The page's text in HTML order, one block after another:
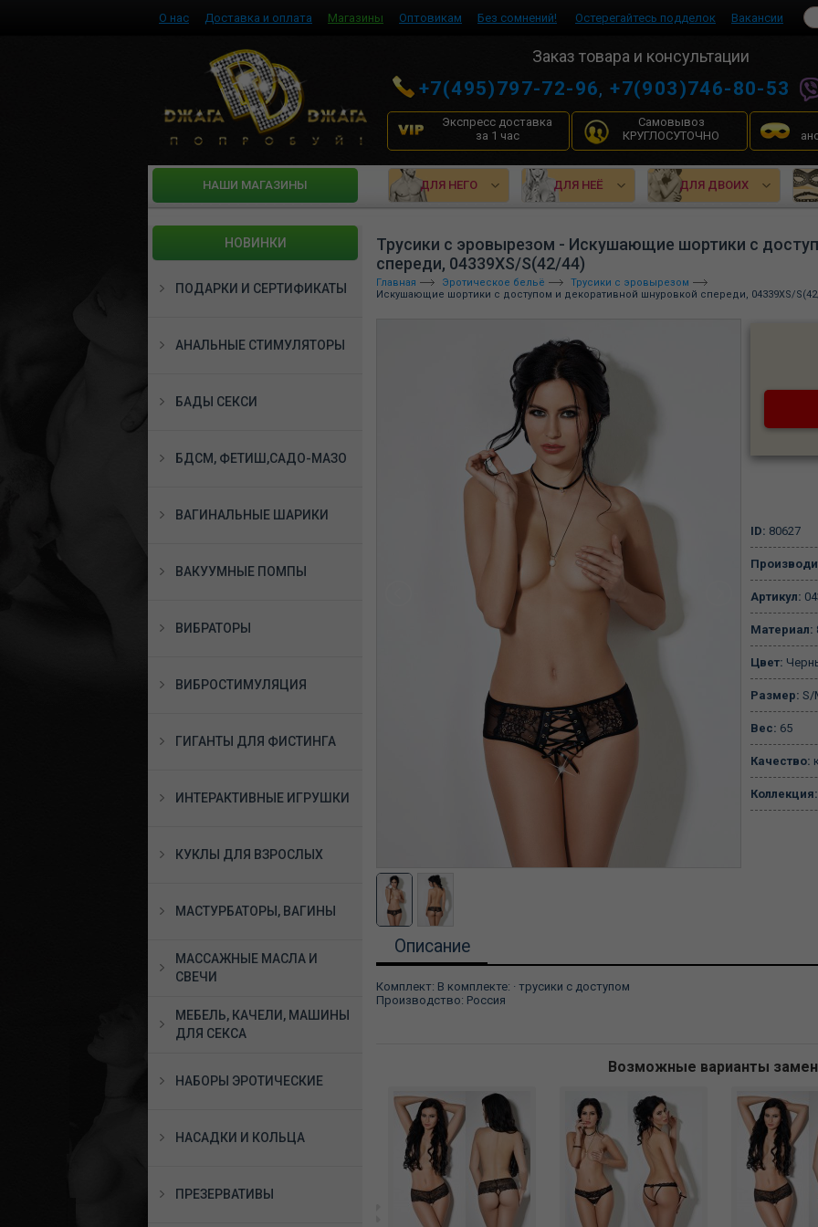
О нас Доставка и оплата Магазины Оптовикам Без сомнений! Остерегайтесь подделок Вакансии
Заказ товара и консультации
+7(495)797-72-96,+7(903)746-80-53
Экспресс доставка
за 1 час
Самовывоз
КРУГЛОСУТОЧНО
HАШИ МАГАЗИНЫ ДЛЯ НЕГО ДЛЯ НЕЁ ДЛЯ ДВОИХ
НОВИНКИ
ПОДАРКИ И СЕРТИФИКАТЫ
АНАЛЬНЫЕ СТИМУЛЯТОРЫ
БАДЫ СЕКСИ
БДСМ, ФЕТИШ,САДО-МАЗО
ВАГИНАЛЬНЫЕ ШАРИКИ
ВАКУУМНЫЕ ПОМПЫ
ВИБРАТОРЫ
ВИБРОСТИМУЛЯЦИЯ
ГИГАНТЫ ДЛЯ ФИСТИНГА
ИНТЕРАКТИВНЫЕ ИГРУШКИ
КУКЛЫ ДЛЯ ВЗРОСЛЫХ
МАСТУРБАТОРЫ, ВАГИНЫ
МАССАЖНЫЕ МАСЛА И
СВЕЧИ
МЕБЕЛЬ, КАЧЕЛИ, МАШИНЫ
ДЛЯ СЕКСА
НАБОРЫ ЭРОТИЧЕСКИЕ
НАСАДКИ И КОЛЬЦА
ПРЕЗЕРВАТИВЫ
Трусики с эровырезом - Искушающие шортики с
спереди, 04339XS/S(42/44)
Главная Эротическое бельё
Трусики с эровырезом
Искушающие шортики с доступом и декоративной шнуровкой спереди, 04339XS/
ID: 80627
Артикул:
Материал:
Цвет:
Размер: S/
Вес: 65
Качество:
Коллекция:
Описание
Комплект: В комплекте: · трусики с доступом
Производство: Россия
Возможные варианты